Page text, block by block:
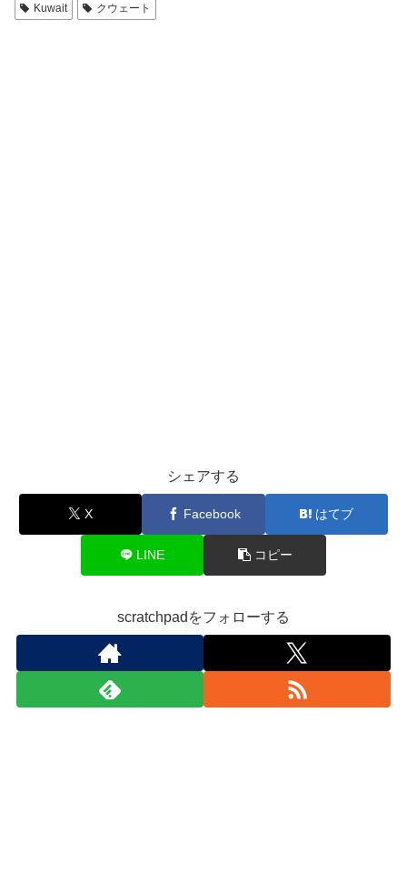
Kuwait
クウェート
シェアする
X Facebook はてブ
LINE コピー
scratchpadをフォローする